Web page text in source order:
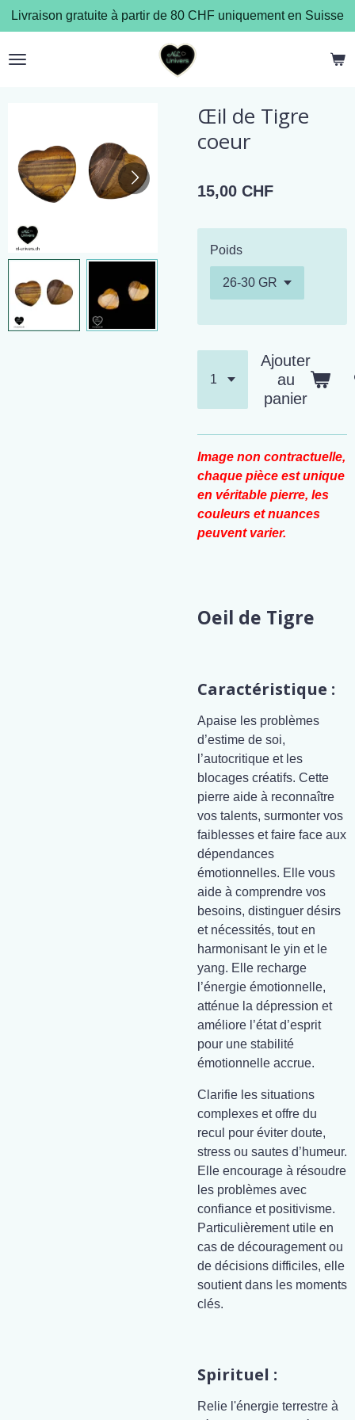
Passer
au
contenu
Livraison gratuite à partir de 80 CHF uniquement en Suisse
Œil de Tigre
coeur
15,00 CHF
Poids
Ajouter
au
panier
Image non contractuelle,
chaque pièce est unique
en véritable pierre, les
couleurs et nuances
peuvent varier.
Oeil de Tigre
Caractéristique :
Apaise les problèmes
d’estime de soi,
l’autocritique et les
blocages créatifs. Cette
pierre aide à reconnaître
vos talents, surmonter vos
faiblesses et faire face aux
dépendances
émotionnelles. Elle vous
aide à comprendre vos
besoins, distinguer désirs
et nécessités, tout en
harmonisant le yin et le
yang. Elle recharge
l’énergie émotionnelle,
atténue la dépression et
améliore l’état d’esprit
pour une stabilité
émotionnelle accrue.
Clarifie les situations
complexes et offre du
recul pour éviter doute,
stress ou sautes d’humeur.
Elle encourage à résoudre
les problèmes avec
confiance et positivisme.
Particulièrement utile en
cas de découragement ou
de décisions difficiles, elle
soutient dans les moments
clés.
Spirituel :
Relie l'énergie terrestre à